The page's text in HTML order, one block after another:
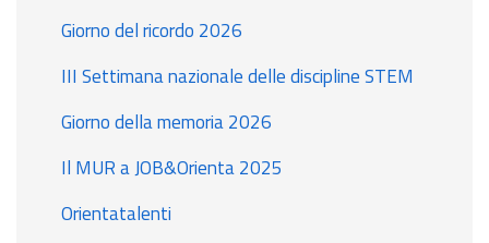
Giorno del ricordo 2026
III Settimana nazionale delle discipline STEM
Giorno della memoria 2026
Il MUR a JOB&Orienta 2025
Orientatalenti